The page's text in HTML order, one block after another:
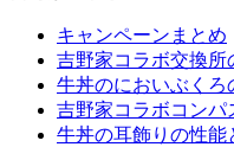
キャンペーンまとめ
吉野家コラボ交換所
牛丼のにおいぶくろ
吉野家コラボコンパ
牛丼の耳飾りの性能